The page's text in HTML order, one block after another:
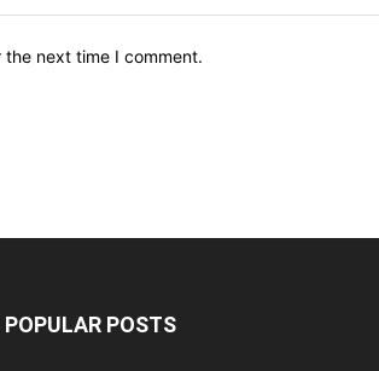
next time I comment.
POPULAR POSTS